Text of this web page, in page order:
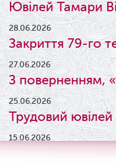
Ювілей Тамари
28.06.2026
Закриття 79-го
27.06.2026
З поверненням,
25.06.2026
Трудовий
15.06.2026
Результати